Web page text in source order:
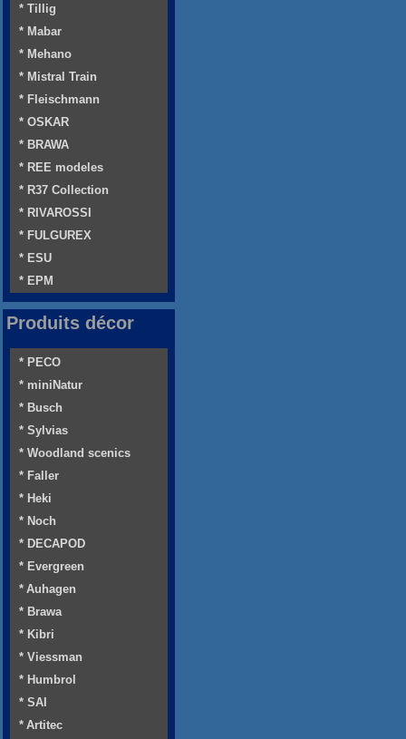
* Tillig
* Mabar
* Mehano
* Mistral Train
* Fleischmann
* OSKAR
* BRAWA
* REE modeles
* R37 Collection
* RIVAROSSI
* FULGUREX
* ESU
* EPM
Produits décor
* PECO
* miniNatur
* Busch
* Sylvias
* Woodland scenics
* Faller
* Heki
* Noch
* DECAPOD
* Evergreen
* Auhagen
* Brawa
* Kibri
* Viessman
* Humbrol
* SAI
* Artitec